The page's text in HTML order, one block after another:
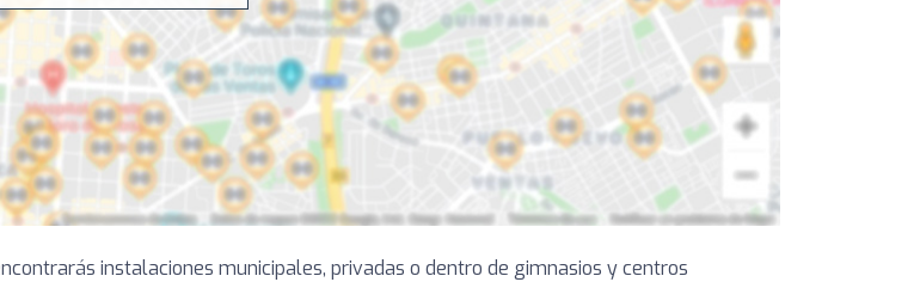
instalaciones municipales, privadas o dentro de gimnasios y centros